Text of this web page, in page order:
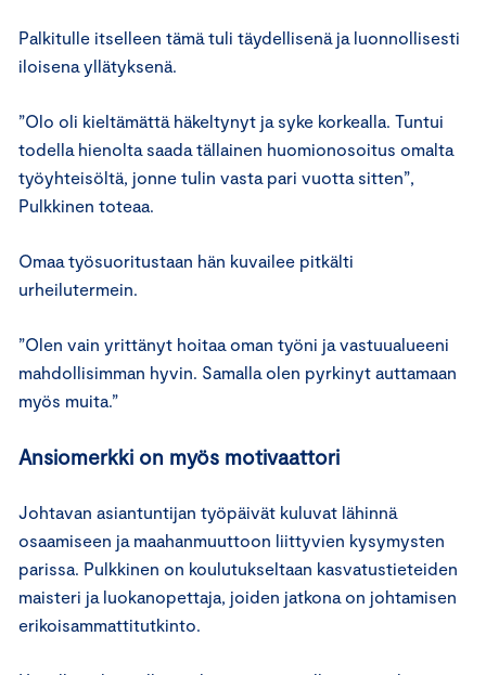
Palkitulle itselleen tämä tuli täydellisenä ja luonnollisesti
iloisena yllätyksenä.
”Olo oli kieltämättä häkeltynyt ja syke korkealla. Tuntui
todella hienolta saada tällainen huomionosoitus omalta
työyhteisöltä, jonne tulin vasta pari vuotta sitten”,
Pulkkinen toteaa.
Omaa työsuoritustaan hän kuvailee pitkälti
urheilutermein.
”Olen vain yrittänyt hoitaa oman työni ja vastuualueeni
mahdollisimman hyvin. Samalla olen pyrkinyt auttamaan
myös muita.”
Ansiomerkki on myös motivaattori
Johtavan asiantuntijan työpäivät kuluvat lähinnä
osaamiseen ja maahanmuuttoon liittyvien kysymysten
parissa. Pulkkinen on koulutukseltaan kasvatustieteiden
maisteri ja luokanopettaja, joiden jatkona on johtamisen
erikoisammattitutkinto.